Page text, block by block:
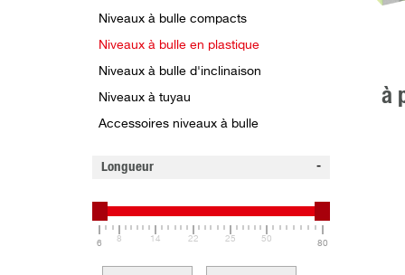
Niveaux à bulle compacts
Niveaux à bulle en plastique
Niveaux à bulle d'inclinaison
Niveaux à tuyau
Accessoires niveaux à bulle
Longueur
6 8 14 22 25 50 80
à